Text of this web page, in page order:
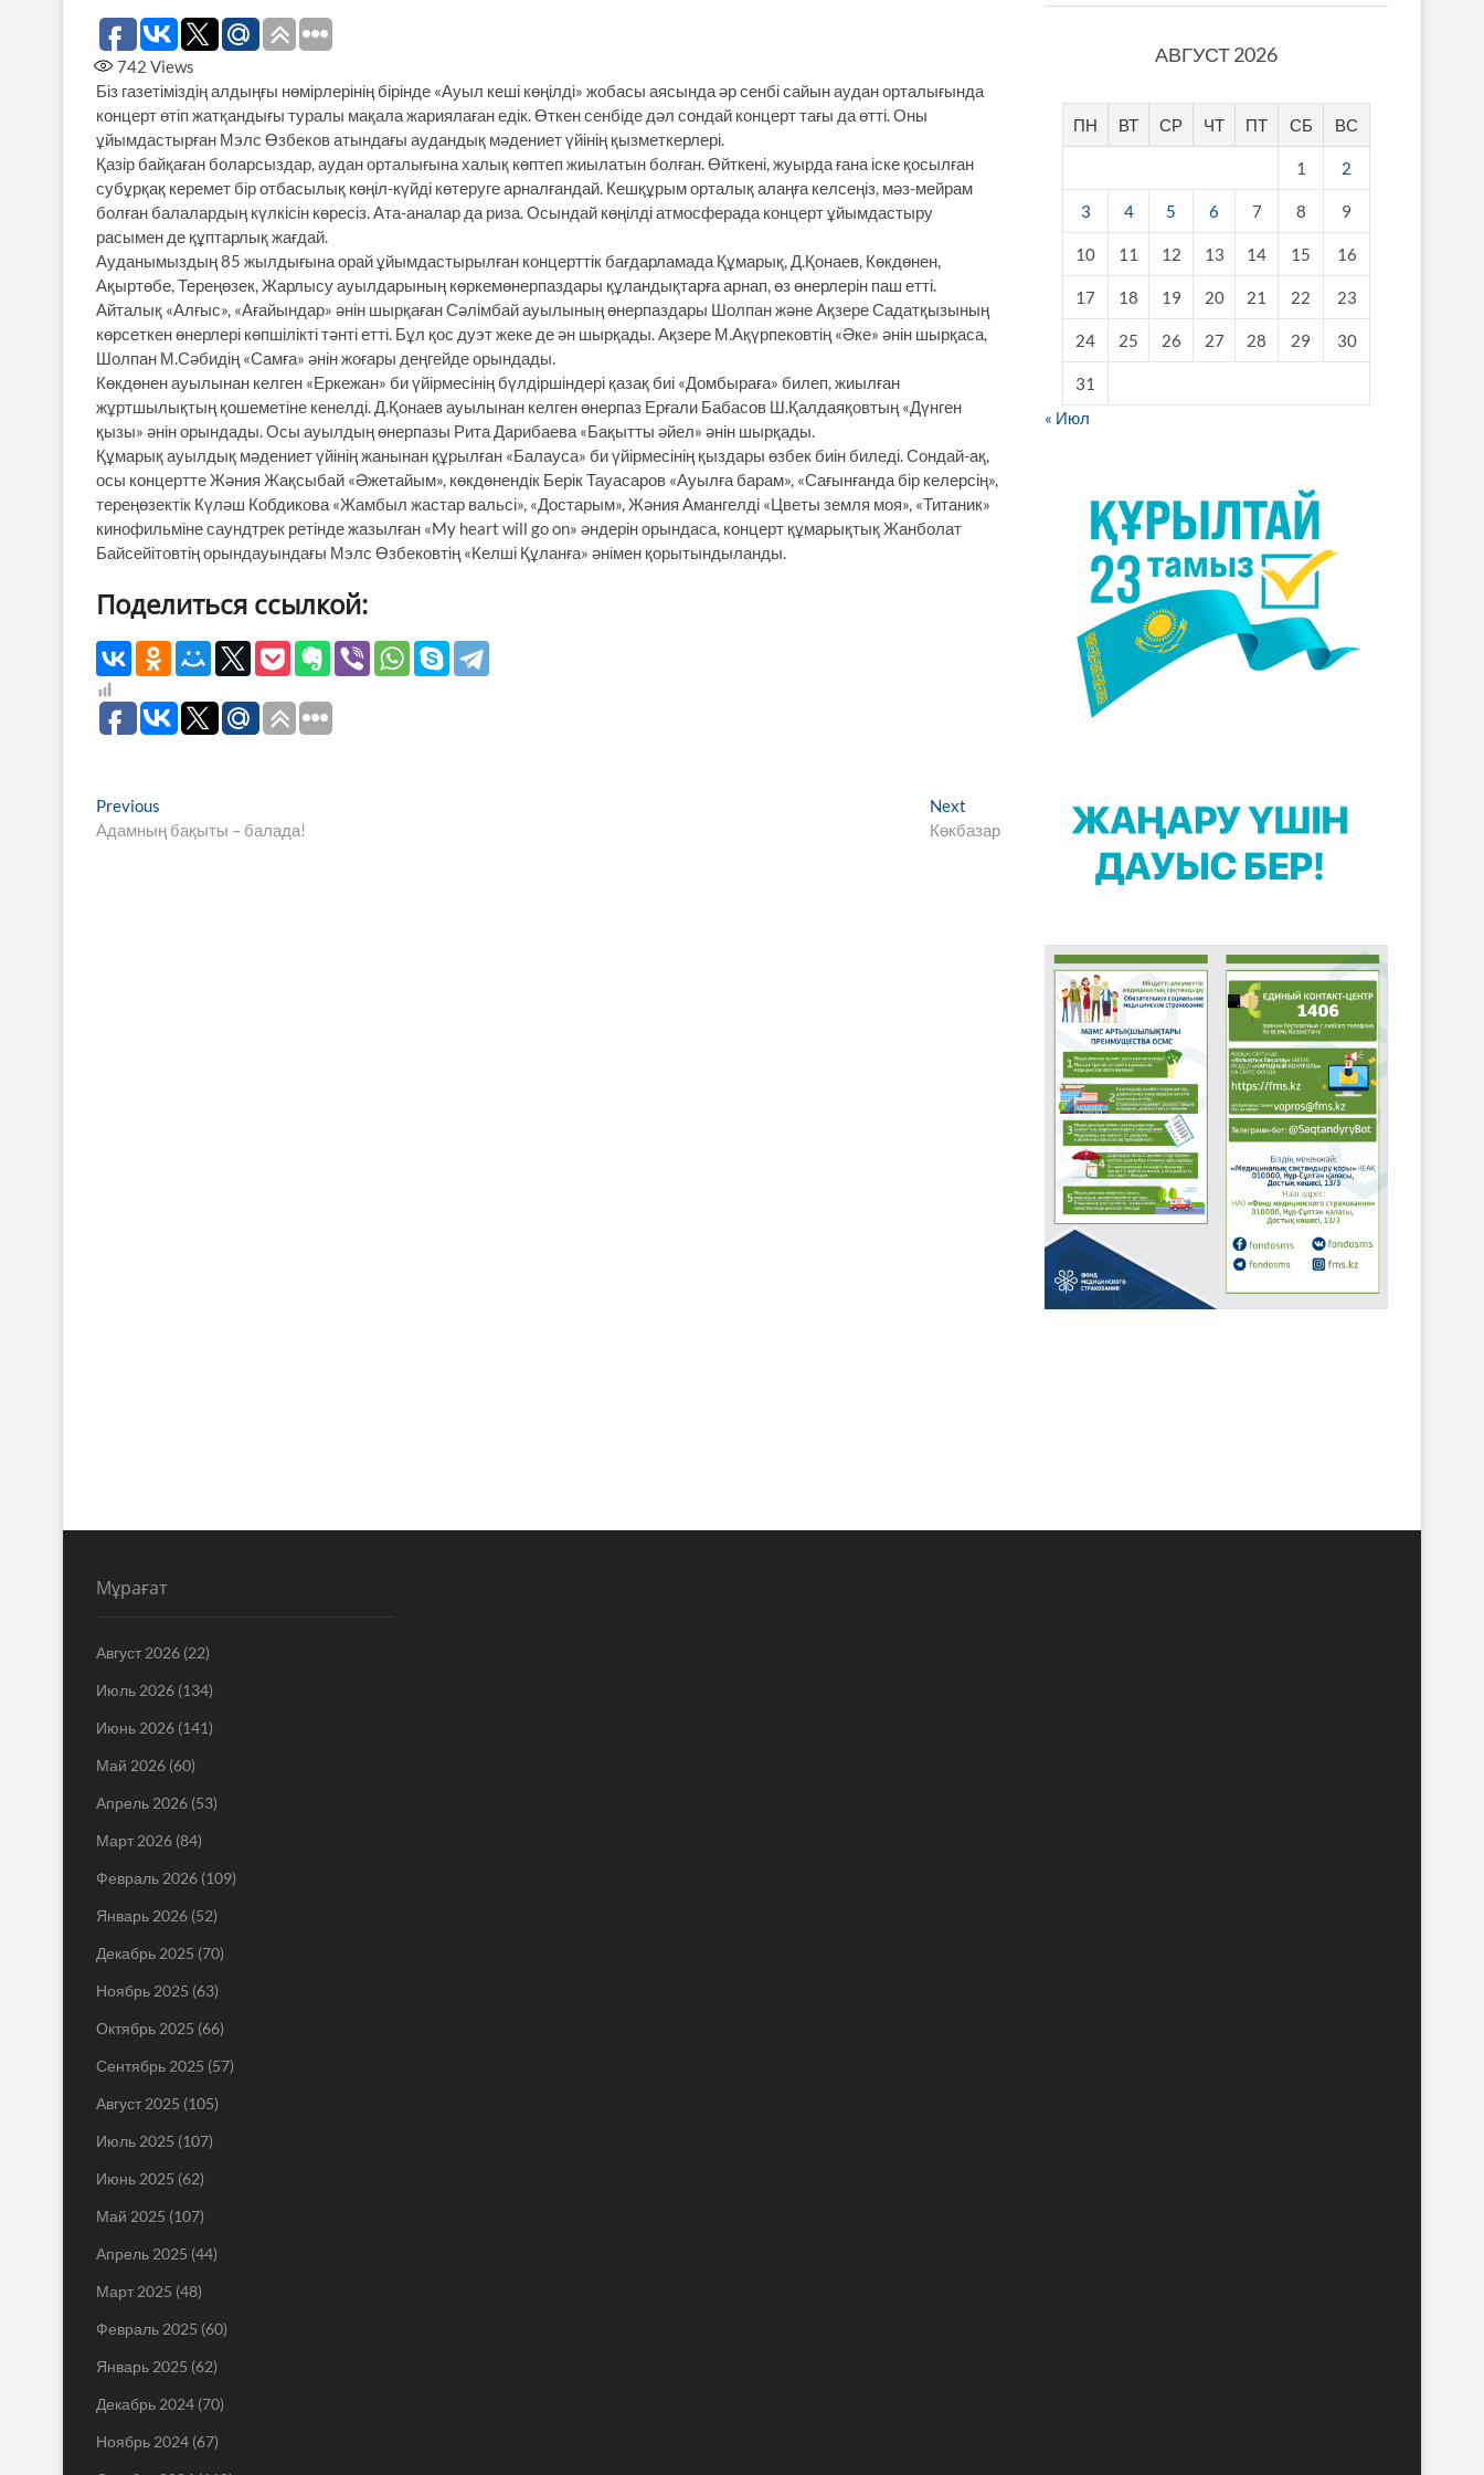
742 Views
Біз газетіміздің алдыңғы нөмір­лерінің бірінде «Ауыл кеші көңілді» жобасы аясында әр сенбі сайын аудан орталығында
концерт өтіп жатқандығы туралы мақала жариялаған едік. Өткен сенбіде дәл сондай концерт тағы да өтті. Оны
ұйымдастырған Мэлс Өзбеков атындағы аудандық мәдениет үйінің қызметкерлері.
Қазір байқаған боларсыздар, аудан орталығына халық көптеп жиылатын болған. Өйткені, жуырда ғана іске қосылған
субұрқақ керемет бір отбасылық көңіл-күйді көтеруге арналғандай. Кешқұрым орталық алаңға келсеңіз, мәз-мейрам
болған балалардың күлкісін көресіз. Ата-аналар да риза. Осындай көңілді атмосферада концерт ұйымдастыру
расымен де құптарлық жағдай.
Ауданымыздың 85 жылдығына орай ұйымдастырылған концерттік бағдарламада Құмарық, Д.Қонаев, Көкдөнен,
Ақыртөбе, Тереңөзек, Жарлысу ауылдарының көркем­өнер­паз­дары құландықтарға арнап, өз өнерлерін паш етті.
Айталық «Алғыс», «Ағайындар» әнін шырқаған Сәлімбай ауылының өнерпаздары Шолпан және Ақзере Садатқызының
көрсеткен өнерлері көпшілікті тәнті етті. Бұл қос дуэт жеке де ән шырқады. Ақзере М.Ақүрпековтің «Әке» әнін шырқаса,
Шолпан М.Сәбидің «Самға» әнін жоғары деңгейде орындады.
Көкдөнен ауылынан келген «Еркежан» би үйірмесінің бүлдір­шіндері қазақ биі «Домбыраға» билеп, жиылған
жұртшылықтың қошеметіне кенелді. Д.Қонаев ауылынан кел­ген өнерпаз Ерғали Бабасов Ш.Қалдая­қовтың «Дүнген
қызы» әнін орындады. Осы ауылдың өнерпазы Рита Дарибаева «Бақытты әйел» әнін шырқады.
Құмарық ауылдық мәдениет үйінің жанынан құрылған «Балауса» би үйірмесінің қыздары өзбек биін биледі. Сондай-ақ,
осы концертте Жәния Жақсыбай «Әжетайым», көкдөнендік Берік Тауасаров «Ауылға барам», «Сағынғанда бір келерсің»,
тереңөзектік Күләш Кобдикова «Жамбыл жастар вальсі», «Достарым», Жәния Амангелді «Цветы земля моя», «Титаник»
кинофильміне саундтрек ретінде жазылған «My heart will go on» әндерін орындаса, концерт құмарықтық Жанболат
Байсейітовтің орындауындағы Мэлс Өзбековтің «Келші Құланға» әнімен қорытындыланды.
Поделиться ссылкой:
Навигация
по
Previous
post:
Адамның бақыты – балада!
Next
post:
Көкбазар
АВГУСТ 2026
ПН ВТ СР ЧТ ПТ СБ ВС
1 2
3 4 5 6 7 8 9
10 11 12 13 14 15 16
17 18 19 20 21 22 23
24 25 26 27 28 29 30
31
« Июл
Мұрағат
Август 2026 (22)
Июль 2026 (134)
Июнь 2026 (141)
Май 2026 (60)
Апрель 2026 (53)
Март 2026 (84)
Февраль 2026 (109)
Январь 2026 (52)
Декабрь 2025 (70)
Ноябрь 2025 (63)
Октябрь 2025 (66)
Сентябрь 2025 (57)
Август 2025 (105)
Июль 2025 (107)
Июнь 2025 (62)
Май 2025 (107)
Апрель 2025 (44)
Март 2025 (48)
Февраль 2025 (60)
Январь 2025 (62)
Декабрь 2024 (70)
Ноябрь 2024 (67)